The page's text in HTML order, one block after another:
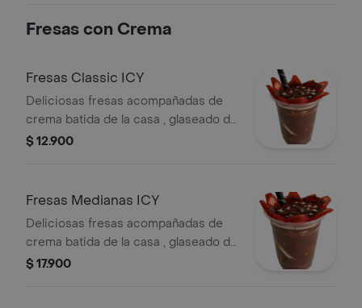
Fresas con Crema
Fresas Classic ICY
Deliciosas fresas acompañadas de
crema batida de la casa , glaseado de
fresas, 1 topping a tu elección y salsa.
cobertura
$ 12.900
Fresas Medianas ICY
Deliciosas fresas acompañadas de
crema batida de la casa , glaseado de
fresas, 2 topping a tu elección y salsa.
$ 17.900